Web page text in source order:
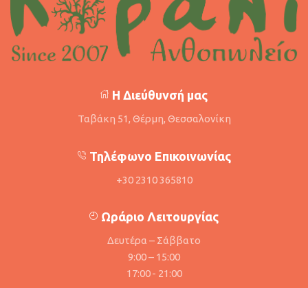
Η Διεύθυνσή μας
Ταβάκη 51, Θέρμη, Θεσσαλονίκη
Τηλέφωνο Επικοινωνίας
+30 2310 365810
Ωράριο Λειτουργίας
Δευτέρα – Σάββατο
9:00 – 15:00
17:00 - 21:00